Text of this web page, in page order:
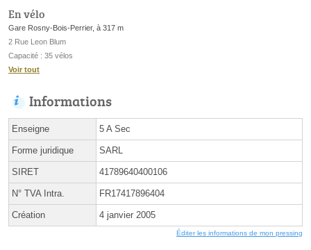
En vélo
Gare Rosny-Bois-Perrier, à 317 m
2 Rue Leon Blum
Capacité : 35 vélos
Voir tout
Informations
Enseigne 5 A Sec
Forme juridique SARL
SIRET 41789640400106
N° TVA Intra. FR17417896404
Création 4 janvier 2005
Éditer les informations de mon pressing